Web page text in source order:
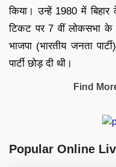
किया। उन्हें 1980 में
टिकट पर 7 वीं लोकसभा
भाजपा (भारतीय जनता
पार्टी छोड़ दी थी।
Find
Popular Online